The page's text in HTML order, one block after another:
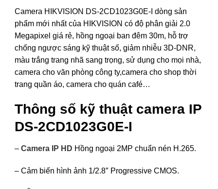
Camera HIKVISION DS-2CD1023G0E-I dòng sản
phẩm mới nhất của HIKVISION có độ phân giải 2.0
Megapixel giá rẻ, hồng ngoại ban đêm 30m, hỗ trợ
chống ngược sáng kỹ thuật số, giảm nhiễu 3D-DNR,
màu trắng trang nhã sang trọng, sử dụng cho mọi nhà,
camera cho văn phòng công ty,camera cho shop thời
trang quần áo, camera cho quán café…
Thông số kỹ thuật camera IP
DS-2CD1023G0E-I
– Camera IP HD Hồng ngoại 2MP chuẩn nén H.265.
– Cảm biến hình ảnh 1/2.8″ Progressive CMOS.